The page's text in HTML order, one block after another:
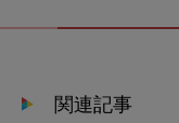
関連記事